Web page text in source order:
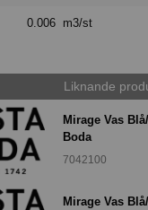
0.006 m3/st
Liknande
Mirage Vas
Boda
7042100
Mirage Vas